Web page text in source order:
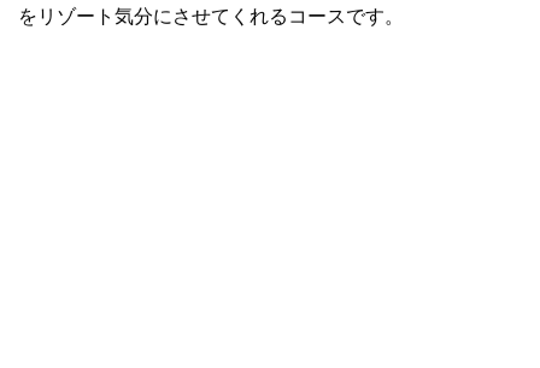
をリゾート気分にさせてくれるコースです。